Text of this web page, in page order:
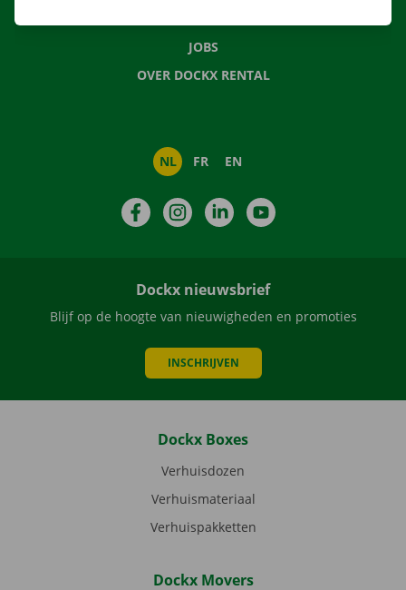
JOBS
OVER DOCKX RENTAL
NL FR EN
FacebookInstagramLinkedIn
Dockx nieuwsbrief
Blijf op de hoogte van nieuwigheden en promoties
INSCHRIJVEN
Dockx Boxes
Verhuisdozen
Verhuismateriaal
Verhuispakketten
Dockx Movers